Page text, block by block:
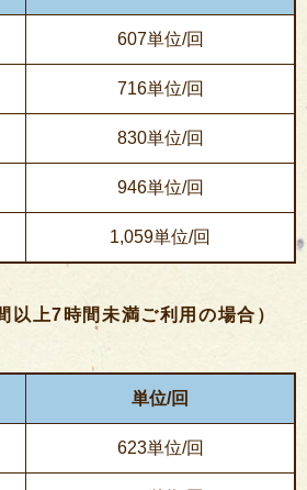
607単位/回
716単位/回
830単位/回
946単位/回
1,059単位/回
以上7時間未満ご利用の場合）
単位/回
623単位/回